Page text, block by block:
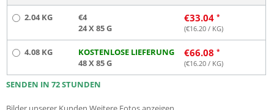
2.04 KG
€4
24 X 85 G
€33.04
(€16.20 / KG)
4.08 KG
KOSTENLOSE LIEFERUNG
48 X 85 G
€66.08
(€16.20 / KG)
SENDEN IN 72 STUNDEN